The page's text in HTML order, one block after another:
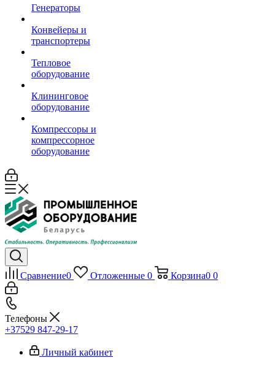
Генераторы
Конвейеры и
транспортеры
Тепловое
оборудование
Клининговое
оборудование
Компрессоры и
компрессорное
оборудование
Сравнение0 Отложенные 0 Корзина0 0
Телефоны
+37529 847-29-17‬
Личный кабинет